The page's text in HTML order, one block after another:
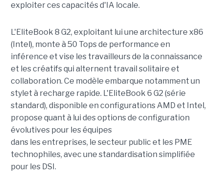
exploiter ces capacités d'IA locale.
L'EliteBook 8 G2, exploitant lui une architecture x86
(Intel), monte à 50 Tops de performance en
inférence et vise les travailleurs de la connaissance
et les créatifs qui alternent travail solitaire et
collaboration. Ce modèle embarque notamment un
stylet à recharge rapide. L'EliteBook 6 G2 (série
standard), disponible en configurations AMD et Intel,
propose quant à lui des options de configuration
évolutives pour les équipes
dans les entreprises, le secteur public et les PME
technophiles, avec une standardisation simplifiée
pour les DSI.